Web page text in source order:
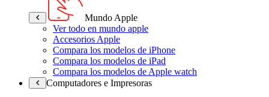
Mundo Apple
Ver todo en mundo apple
Accesorios Apple
Compara los modelos de iPhone
Compara los modelos de iPad
Compara los modelos de Apple watch
Computadores e Impresoras